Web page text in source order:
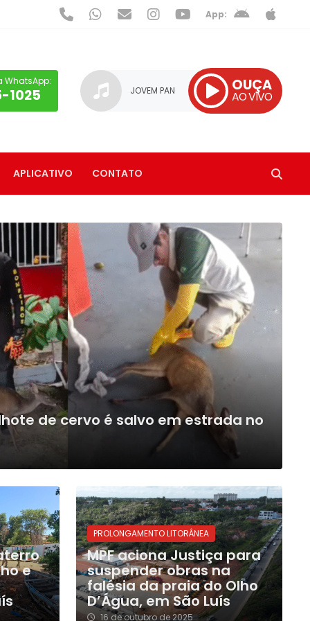
App:
WhatsApp:
1025 JOVEM PAN OUÇA
AO VIVO
APLICATIVO CONTATO
de cervo é salvo em estrada no
e
PROLONGAMENTO LITORÂNEA
MPF aciona Justiça para
suspender obras na
falésia da praia do Olho
D’Água, em São Luís
16 de outubro de 2025